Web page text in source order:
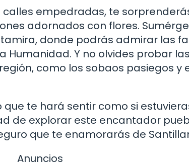
empedradas, te
adornados con flores.
donde podrás admirar las
Y no olvides probar
como los sobaos pasiegos y
te hará sentir como si
de explorar este encantador
que te enamorarás de
Anuncios